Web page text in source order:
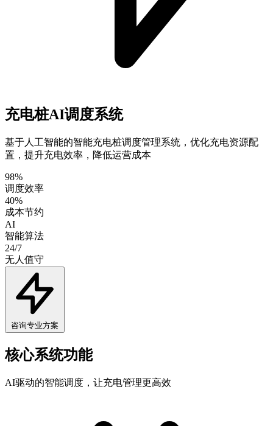
充电桩AI调度系统
基于人工智能的智能充电桩调度管理系统，优化充电资源配
置，提升充电效率，降低运营成本
98%
调度效率
40%
成本节约
AI
智能算法
24/7
无人值守
咨询专业方案
核心系统功能
AI驱动的智能调度，让充电管理更高效